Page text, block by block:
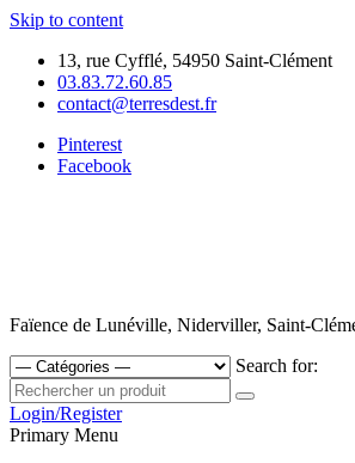
Skip to content
13, rue Cyfflé, 54950 Saint-Clément
03.83.72.60.85
contact@terresdest.fr
Pinterest
Facebook
Faïence de Lunéville, Niderviller, Saint-
Search for:
Login/Register
Primary Menu